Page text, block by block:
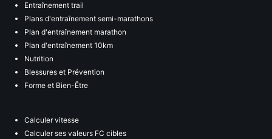
Entraînement trail
Plans d'entraînement semi-marathons
Plan d'entraînement marathon
Plan d'entraînement 10km
Nutrition
Blessures et Prévention
Forme et Bien-Être
Calculer vitesse
Calculer ses valeurs FC cibles